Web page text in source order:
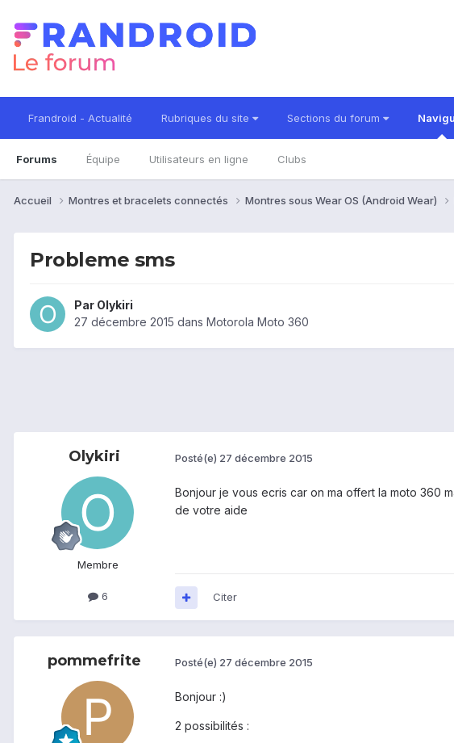
Frandroid - Actualité Rubriques du site Sections du forum
Forums Équipe Utilisateurs en ligne Clubs
Accueil Montres et bracelets connectés Montres sous Wear OS (Android Wear)
Probleme sms
Par Olykiri
27 décembre 2015 dans Motorola Moto 360
Olykiri
Membre
6
Posté(e) 27 décembre 2015
Bonjour je vous ecris car on ma offert la moto 360
de votre aide
Citer
pommefrite Posté(e) 27 décembre 2015
Bonjour :)
2 possibilités :